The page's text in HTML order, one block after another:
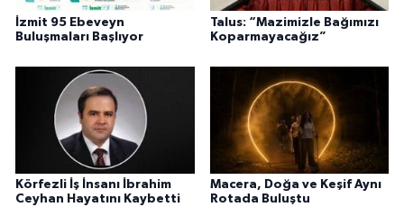
İzmit 95 Ebeveyn
Buluşmaları Başlıyor
Talus: “Mazimizle Bağımızı
Koparmayacağız”
Körfezli İş İnsanı İbrahim
Ceyhan Hayatını Kaybetti
Macera, Doğa ve Keşif Aynı
Rotada Buluştu